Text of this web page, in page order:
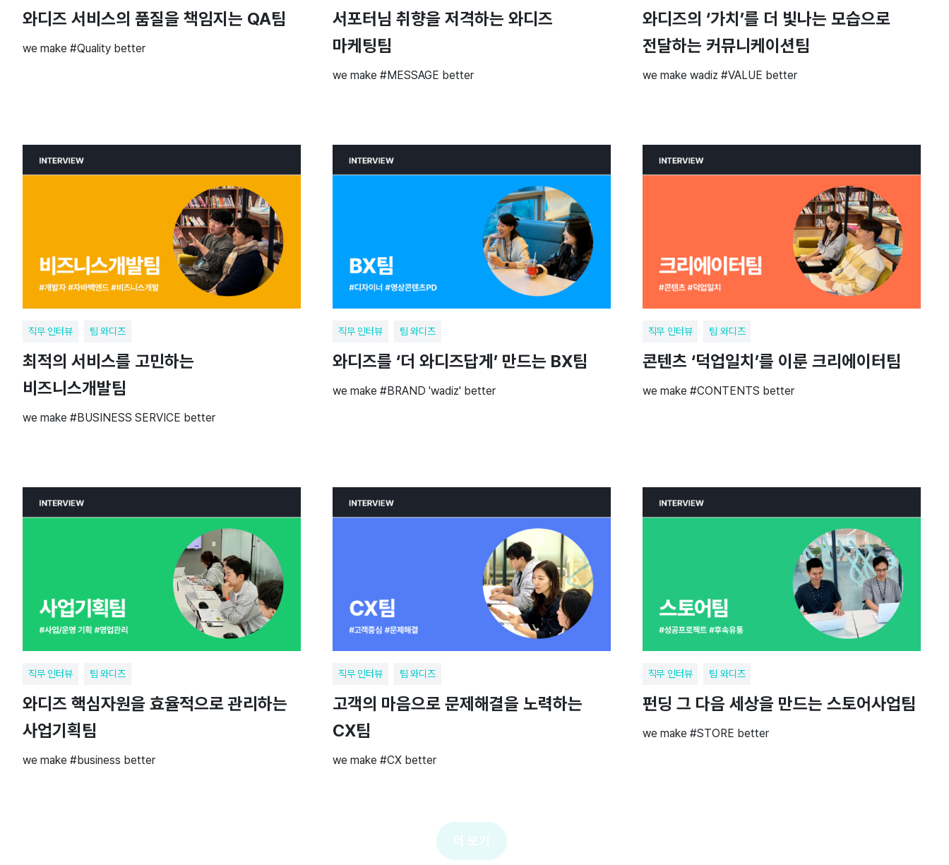
와디즈 서비스의 품질을 책임지는 QA팀
we make #Quality better
서포터님 취향을 저격하는 와디즈
마케팅팀
we make #MESSAGE better
와디즈의 ‘가치’를 더 빛나는 모습으로
전달하는 커뮤니케이션팀
we make wadiz #VALUE better
직무 인터뷰 팀 와디즈
최적의 서비스를 고민하는
비즈니스개발팀
we make #BUSINESS SERVICE better
직무 인터뷰 팀 와디즈
와디즈를 ‘더 와디즈답게’ 만드는 BX팀
we make #BRAND 'wadiz' better
직무 인터뷰 팀 와디즈
콘텐츠 ‘덕업일치’를 이룬 크리에이터팀
we make #CONTENTS better
직무 인터뷰 팀 와디즈
와디즈 핵심자원을 효율적으로 관리하는
사업기획팀
we make #business better
직무 인터뷰 팀 와디즈
고객의 마음으로 문제해결을 노력하는
CX팀
we make #CX better
직무 인터뷰 팀 와디즈
펀딩 그 다음 세상을 만드는 스토어사업팀
we make #STORE better
더 보기